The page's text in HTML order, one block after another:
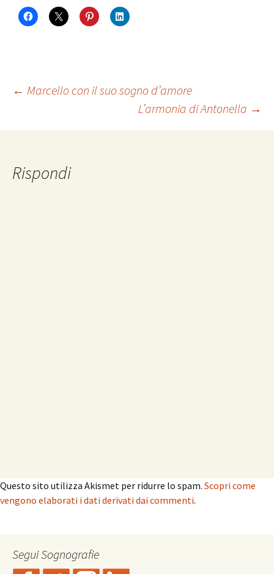
Navigazione
articolo
← Marcello con il suo sogno d’amore
L’armonia di Antonella →
Rispondi
Questo sito utilizza Akismet per ridurre lo spam. Scopri come
vengono elaborati i dati derivati dai commenti.
Segui Sognografie